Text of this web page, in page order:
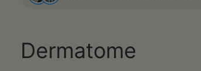
Dermatome